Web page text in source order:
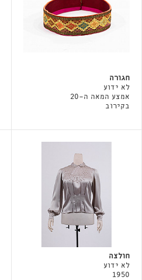
חגורה
לא ידוע
אמצע המאה ה-20
בקירוב
חולצה
לא ידוע
1950